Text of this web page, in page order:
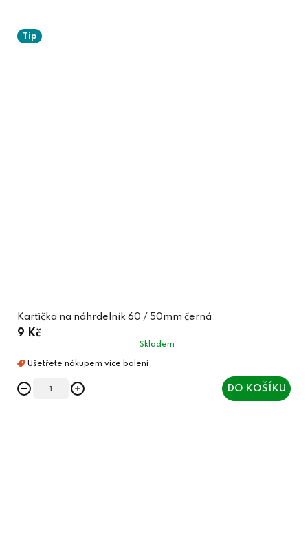
Tip
Kartička na náhrdelník 60 / 50mm černá
9 Kč
Skladem
DO KOŠÍKU